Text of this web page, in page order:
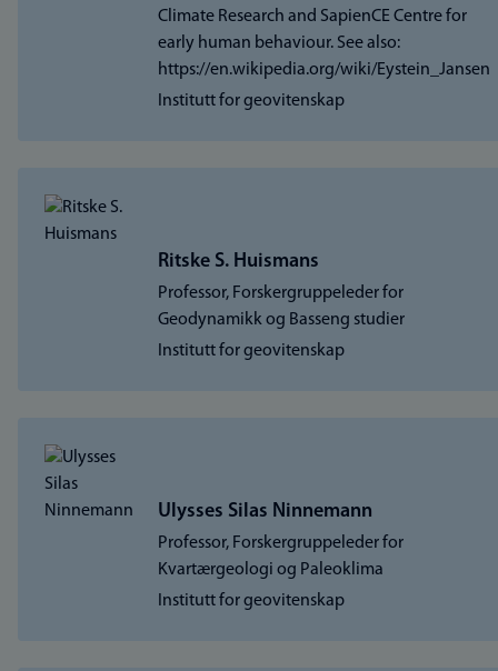
Climate Research and SapienCE Centre for
early human behaviour. See also:
https://en.wikipedia.org/wiki/Eystein_Jansen
Institutt for geovitenskap
Ritske S. Huismans
Professor, Forskergruppeleder for
Geodynamikk og Basseng studier
Institutt for geovitenskap
Ulysses Silas Ninnemann
Professor, Forskergruppeleder for
Kvartærgeologi og Paleoklima
Institutt for geovitenskap